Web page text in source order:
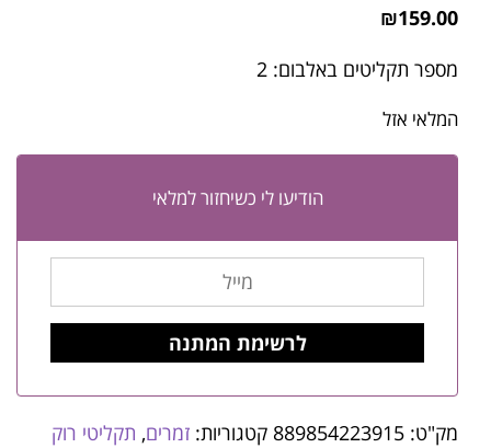
₪159.00
מספר תקליטים באלבום: 2
המלאי אזל
הודיעו לי כשיחזור למלאי
מק"ט: 889854223915 קטגוריות: זמרים, תקליטי רוק